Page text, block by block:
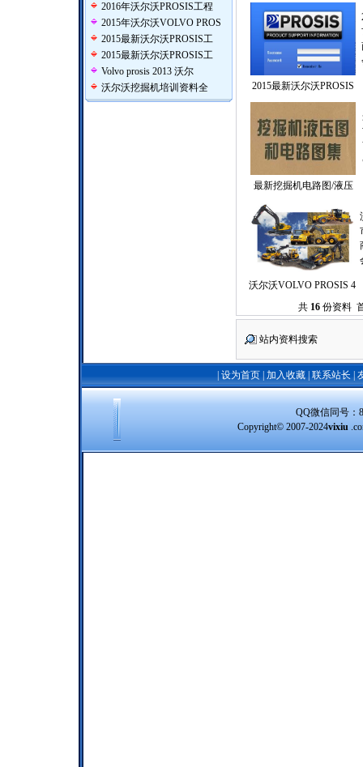
2016年沃尔沃PROSIS工程
2015年沃尔沃VOLVO PROS
2015最新沃尔沃PROSIS工
2015最新沃尔沃PROSIS工
Volvo prosis 2013 沃尔
沃尔沃挖掘机培训资料全
2015最新沃尔沃PROSIS
最新挖掘机电路图/液压
沃尔沃VOLVO PROSIS 4
共 16 份资料
站内资料搜索
设为首页| 加入收藏| 联系站长
QQ微信同号：
Copyright© 2007-2024vixiu